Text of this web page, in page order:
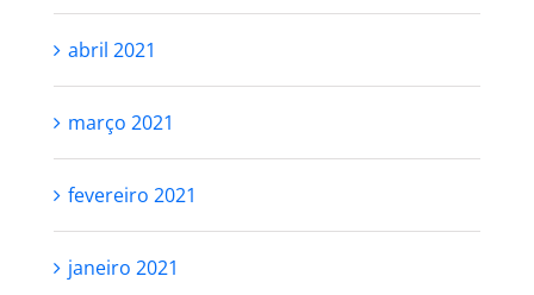
abril 2021
março 2021
fevereiro 2021
janeiro 2021